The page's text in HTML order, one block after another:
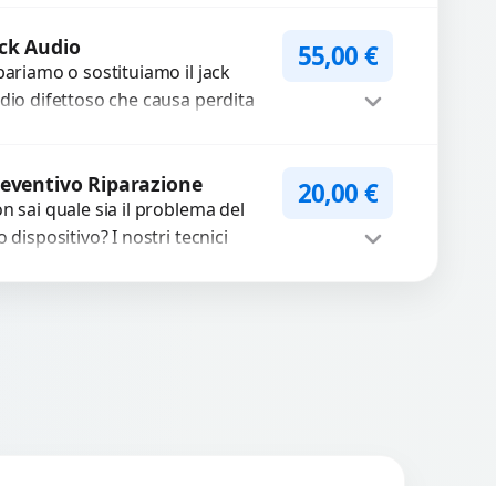
ricambi testati
Preventivo
Audio
o sostituiamo il jack
difettoso che causa perdita
55,00€
Riparazione
sai quale sia il problema del
dispositivo? I nostri tecnici
20,00€